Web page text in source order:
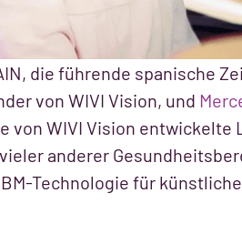
die führende spanische
von WIVI Vision, und
von WIVI Vision
anderer
Technologie für